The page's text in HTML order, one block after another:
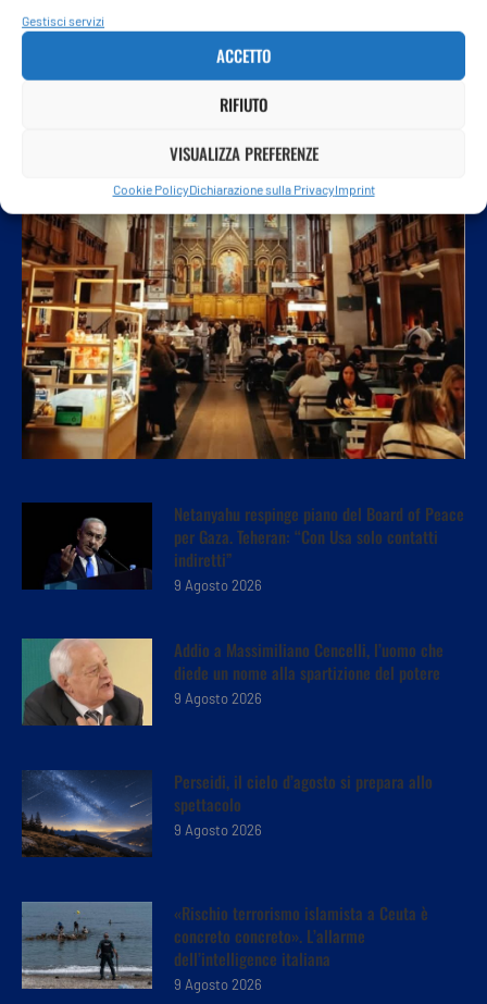
Gestisci servizi
ACCETTO
RIFIUTO
VISUALIZZA PREFERENZE
Cookie PolicyDichiarazione sulla PrivacyImprint
Netanyahu respinge piano del Board of Peace
per Gaza. Teheran: “Con Usa solo contatti
indiretti”
9 Agosto 2026
Addio a Massimiliano Cencelli, l’uomo che
diede un nome alla spartizione del potere
9 Agosto 2026
Perseidi, il cielo d’agosto si prepara allo
spettacolo
9 Agosto 2026
«Rischio terrorismo islamista a Ceuta è
concreto concreto». L’allarme
dell’intelligence italiana
9 Agosto 2026